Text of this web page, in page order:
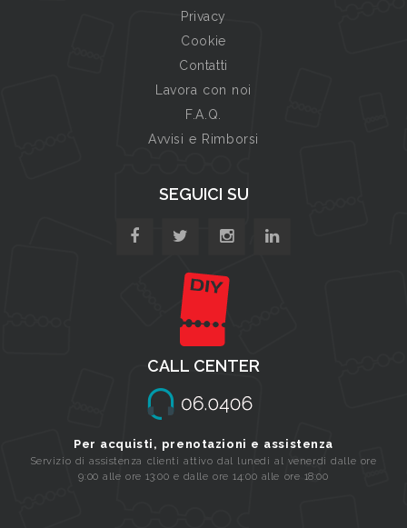
Privacy
Cookie
Contatti
Lavora con noi
F.A.Q.
Avvisi e Rimborsi
SEGUICI SU
CALL CENTER
Per acquisti, prenotazioni e assistenza
Servizio di assistenza clienti attivo dal lunedi al venerdi dalle ore
9:00 alle ore 13:00 e dalle ore 14:00 alle ore 18:00